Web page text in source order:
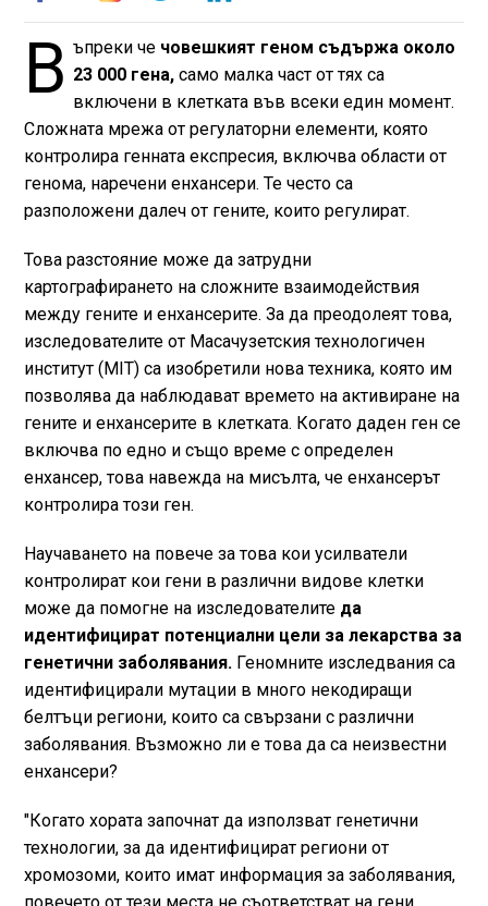
В ъпреки че човешкият геном съдържа около
23 000 гена, само малка част от тях са
включени в клетката във всеки един момент.
Сложната мрежа от регулаторни елементи, която
контролира генната експресия, включва области от
генома, наречени енхансери. Те често са
разположени далеч от гените, които регулират.
Това разстояние може да затрудни
картографирането на сложните взаимодействия
между гените и енхансерите. За да преодолеят това,
изследователите от Масачузетския технологичен
институт (MIT) са изобретили нова техника, която им
позволява да наблюдават времето на активиране на
гените и енхансерите в клетката. Когато даден ген се
включва по едно и също време с определен
енхансер, това навежда на мисълта, че енхансерът
контролира този ген.
Научаването на повече за това кои усилватели
контролират кои гени в различни видове клетки
може да помогне на изследователитеда
идентифицират потенциални цели за лекарства за
генетични заболявания.Геномните изследвания са
идентифицирали мутации в много некодиращи
белтъци региони, които са свързани с различни
заболявания. Възможно ли е това да са неизвестни
енхансери?
"Когато хората започнат да използват генетични
технологии, за да идентифицират региони от
хромозоми, които имат информация за заболявания,